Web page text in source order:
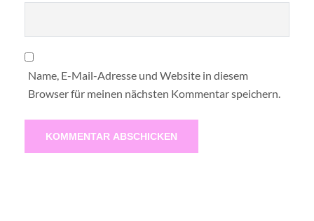
Name, E-Mail-Adresse und Website in diesem
Browser für meinen nächsten Kommentar speichern.